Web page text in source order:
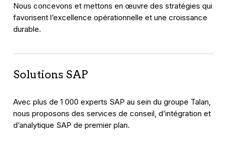
Nous concevons et mettons en œuvre des stratégies qui
favorisent l’excellence opérationnelle et une croissance
durable.
Solutions SAP
Avec plus de 1 000 experts SAP au sein du groupe Talan,
nous proposons des services de conseil, d’intégration et
d’analytique SAP de premier plan.